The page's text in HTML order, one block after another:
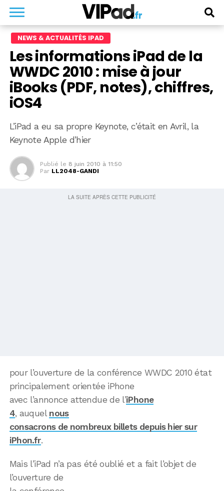
NEWS & ACTUALITÉS IPAD
Les informations iPad de la
WWDC 2010 : mise à jour
iBooks (PDF, notes), chiffres,
iOS4
L’iPad a eu sa propre Keynote, c’était en Avril, la
Keynote Apple d’hier
Publié le 8 juin 2010 à 11:50
Par LL2048-GANDI
pour l’ouverture de la conférence WWDC 2010 état
principalement orientée iPhone
avec l’annonce attendue de l’iPhone
4, auquel nous
consacrons de nombreux billets depuis hier sur
iPhon.fr.
Mais l’iPad n’a pas été oublié et a fait l’objet de
l’ouverture de